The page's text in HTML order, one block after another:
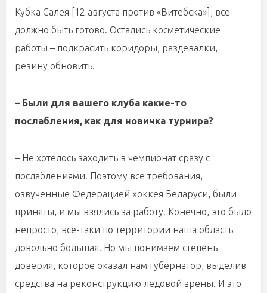
Кубка Салея [12 августа против «Витебска»], все
должно быть готово. Остались косметические
работы – подкрасить коридоры, раздевалки,
резину обновить.
– Были для вашего клуба какие-то
послабления, как для новичка турнира?
– Не хотелось заходить в чемпионат сразу с
послаблениями. Поэтому все требования,
озвученные Федерацией хоккея Беларуси, были
приняты, и мы взялись за работу. Конечно, это было
непросто, все-таки по территории наша область
довольно большая. Но мы понимаем степень
доверия, которое оказал нам губернатор, выделив
средства на реконструкцию ледовой арены. И это